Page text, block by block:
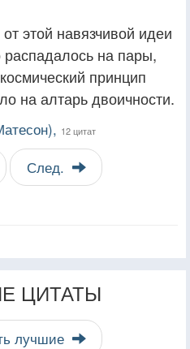
этой навязчивой идеи
на пары,
принцип
на алтарь двоичности.
12 цитат
След.
ЦИТАТЫ
лучшие